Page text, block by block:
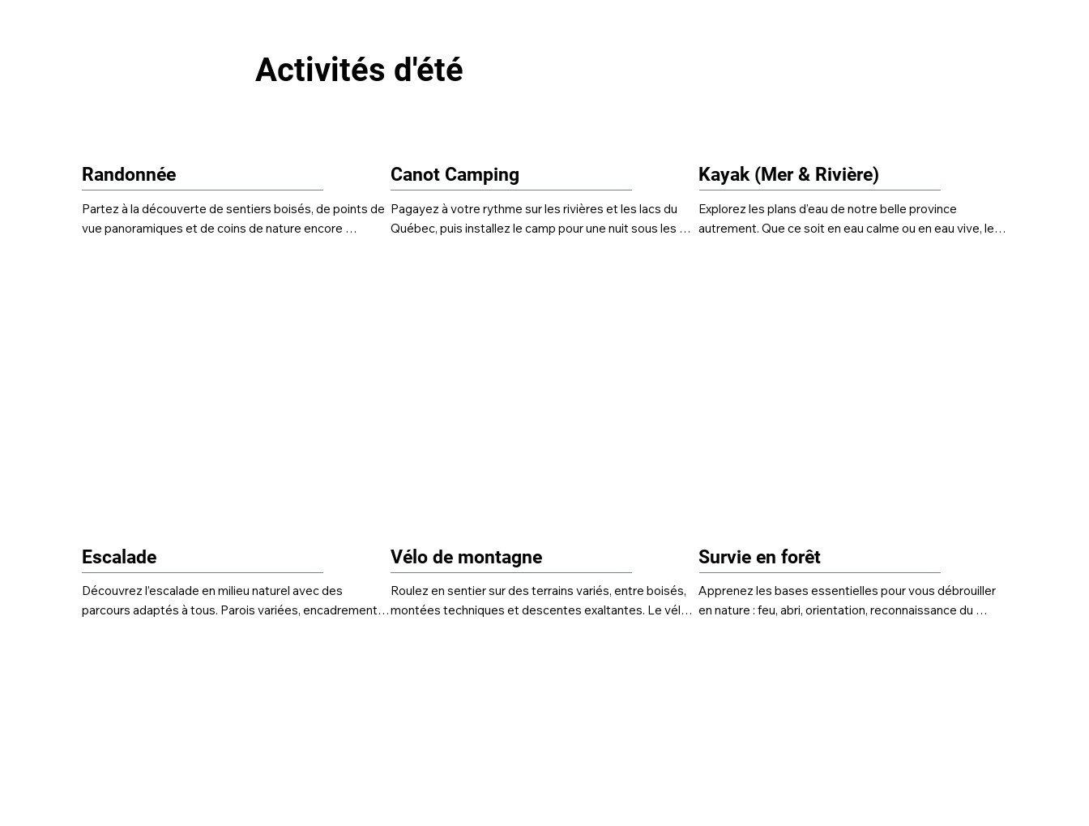
Randonnée
Partez à la découverte de sentiers boisés, de points de
vue panoramiques et de coins de nature encore
Canot Camping
Pagayez à votre rythme sur les rivières et les lacs du
Québec, puis installez le camp pour une nuit sous les
Kayak (Mer & Rivière)
Explorez les plans d’eau de notre belle province
autrement. Que ce soit en eau calme ou en eau vive, le
Escalade
Découvrez l’escalade en milieu naturel avec des
parcours adaptés à tous. Parois variées, encadrement
Vélo de montagne
Roulez en sentier sur des terrains variés, entre boisés,
montées techniques et descentes exaltantes. Le vélo
Survie en forêt
Apprenez les bases essentielles pour vous débrouiller
en nature : feu, abri, orientation, reconnaissance du
Activités d'été